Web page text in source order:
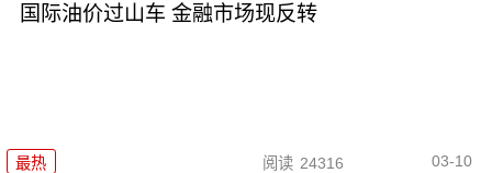
国际油价过山车 金融市场现反转
最热 阅读 24316 03-10